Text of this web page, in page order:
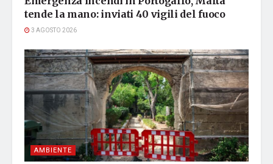
tende la mano: inviati 40 vigili del fuoco
3 AGOSTO 2026
AMBIENTE